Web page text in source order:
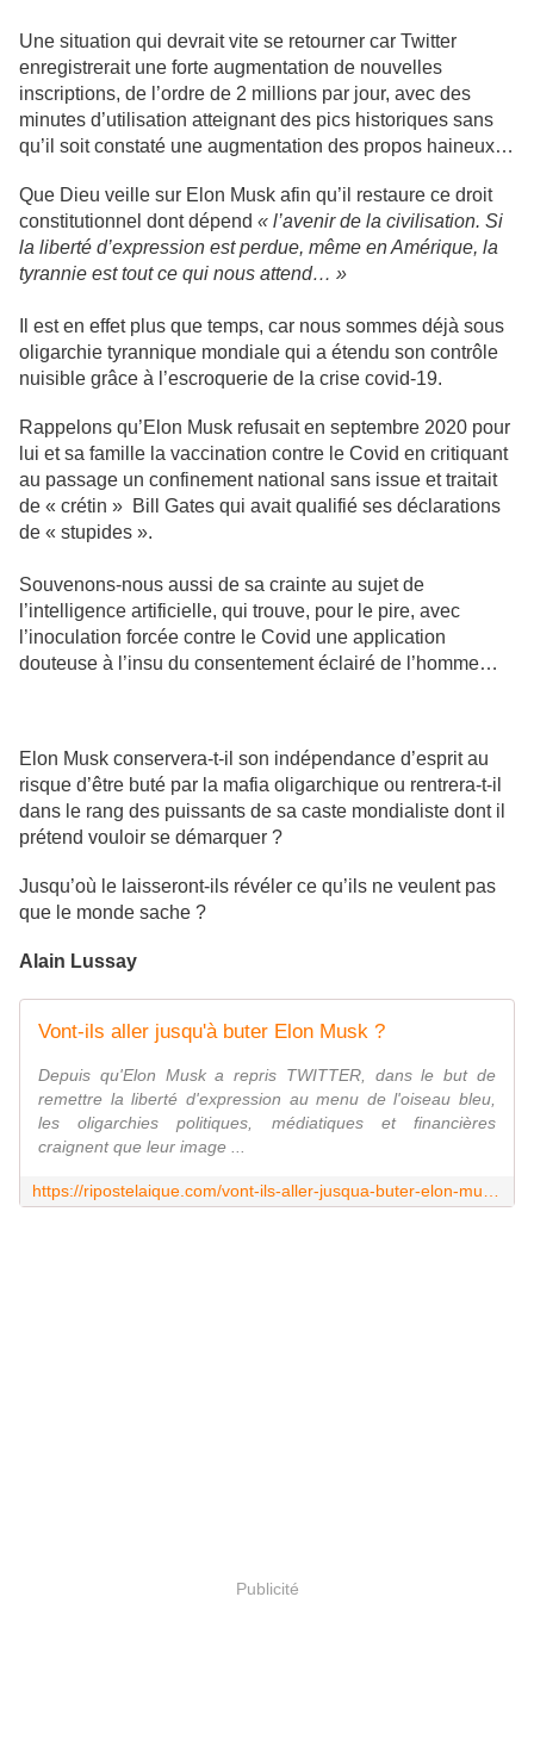
Une situation qui devrait vite se retourner car Twitter
enregistrerait une forte augmentation de nouvelles
inscriptions, de l’ordre de 2 millions par jour, avec des
minutes d’utilisation atteignant des pics historiques sans
qu’il soit constaté une augmentation des propos haineux…
Que Dieu veille sur Elon Musk afin qu’il restaure ce droit
constitutionnel dont dépend « l’avenir de la civilisation. Si
la liberté d’expression est perdue, même en Amérique, la
tyrannie est tout ce qui nous attend… »
Il est en effet plus que temps, car nous sommes déjà sous
oligarchie tyrannique mondiale qui a étendu son contrôle
nuisible grâce à l’escroquerie de la crise covid-19.
Rappelons qu’Elon Musk refusait en septembre 2020 pour
lui et sa famille la vaccination contre le Covid en critiquant
au passage un confinement national sans issue et traitait
de « crétin » Bill Gates qui avait qualifié ses déclarations
de « stupides ».
Souvenons-nous aussi de sa crainte au sujet de
l’intelligence artificielle, qui trouve, pour le pire, avec
l’inoculation forcée contre le Covid une application
douteuse à l’insu du consentement éclairé de l’homme…
Elon Musk conservera-t-il son indépendance d’esprit au
risque d’être buté par la mafia oligarchique ou rentrera-t-il
dans le rang des puissants de sa caste mondialiste dont il
prétend vouloir se démarquer ?
Jusqu’où le laisseront-ils révéler ce qu’ils ne veulent pas
que le monde sache ?
Alain Lussay
Vont-ils aller jusqu'à buter Elon Musk ?
Depuis qu'Elon Musk a repris TWITTER, dans le but de
remettre la liberté d'expression au menu de l'oiseau bleu,
les oligarchies politiques, médiatiques et financières
craignent que leur image ...
Publicité